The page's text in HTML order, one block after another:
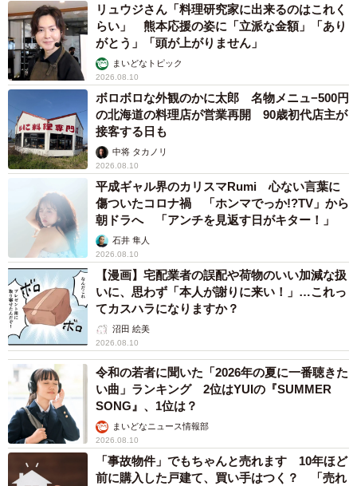
リュウジさん「料理研究家に出来るのはこれく
らい」 熊本応援の姿に「立派な金額」「あり
がとう」「頭が上がりません」
まいどなトピック
2026.08.10
ボロボロな外観のかに太郎 名物メニュ−500円
の北海道の料理店が営業再開 90歳初代店主が
接客する日も
中将 タカノリ
2026.08.10
平成ギャル界のカリスマRumi 心ない言葉に
傷ついたコロナ禍 「ホンマでっか!?TV」から
朝ドラへ 「アンチを見返す日がキター！」
石井 隼人
2026.08.10
【漫画】宅配業者の誤配や荷物のいい加減な扱
いに、思わず「本人が謝りに来い！」…これっ
てカスハラになりますか？
沼田 絵美
2026.08.10
令和の若者に聞いた「2026年の夏に一番聴きた
い曲」ランキング 2位はYUIの『SUMMER
SONG』、1位は？
まいどなニュース情報部
2026.08.10
「事故物件」でもちゃんと売れます 10年ほど
前に購入した戸建て、買い手はつく？ 「売れ